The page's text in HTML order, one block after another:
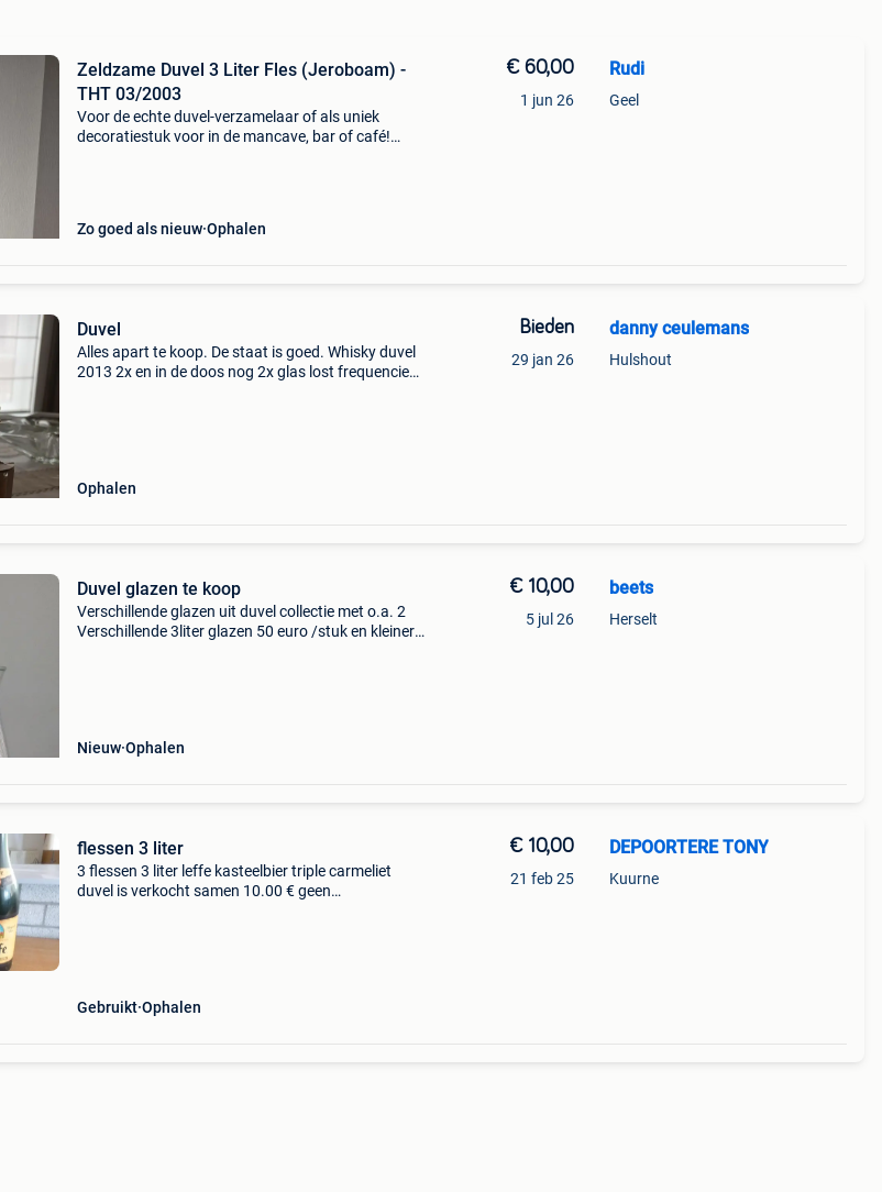
Zeldzame Duvel 3 Liter Fles (Jeroboam) -
THT 03/2003
Voor de echte duvel-verzamelaar of als uniek
decoratiestuk voor in de mancave, bar of café!
Zo goed als nieuw Ophalen
€ 60,00
1 jun 26
Rudi
Geel
Duvel
Alles apart te koop. De staat is goed. Whisky duvel
2013 2x en in de doos nog 2x glas lost frequencies ,
Ophalen
Bieden
29 jan 26
danny ceulemans
Hulshout
Duvel glazen te koop
Verschillende glazen uit duvel collectie met o.a. 2
Verschillende 3liter glazen 50 euro /stuk en kleinere
Nieuw Ophalen
€ 10,00
5 jul 26
beets
Herselt
flessen 3 liter
3 flessen 3 liter leffe kasteelbier triple carmeliet
duvel is verkocht samen 10.00 € geen
Gebruikt Ophalen
€ 10,00
21 feb 25
DEPOORTERE TONY
Kuurne